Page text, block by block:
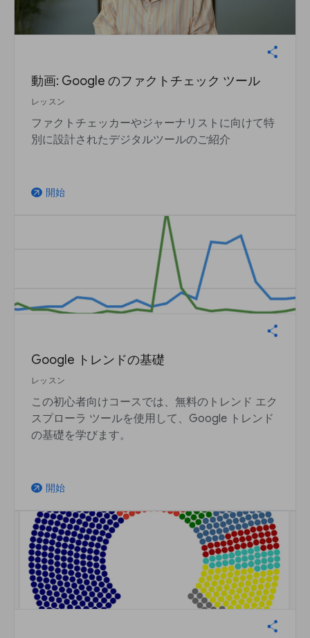
動画: Google のファクトチェック ツール
レッスン
ファクトチェッカーやジャーナリストに向けて特
別に設計されたデジタルツールのご紹介
arrow_outward 開始
Google トレンドの基礎
レッスン
この初心者向けコースでは、無料のトレンド エク
スプローラ ツールを使用して、Google トレンド
の基礎を学びます。
arrow_outward 開始